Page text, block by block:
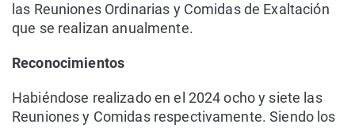
las Reuniones Ordinarias y Comidas de Exaltación
que se realizan anualmente.
Reconocimientos
Habiéndose realizado en el 2024 ocho y siete las
Reuniones y Comidas respectivamente. Siendo los